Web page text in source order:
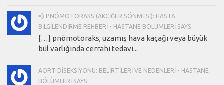
💨 PNÖMOTORAKS (AKCIĞER SÖNMESI): HASTA
BILGILENDIRME REHBERI - HASTANE BÖLÜMLERI SAYS:
[…] pnömotoraks, uzamış hava kaçağı veya büyük
bül varlığında cerrahi tedavi...
AORT DISEKSIYONU: BELIRTILERI VE NEDENLERI - HASTANE
BÖLÜMLERI SAYS: